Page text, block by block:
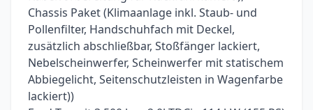
Chassis Paket (Klimaanlage inkl. Staub- und
Pollenfilter, Handschuhfach mit Deckel,
zusätzlich abschließbar, Stoßfänger lackiert,
Nebelscheinwerfer, Scheinwerfer mit statischem
Abbiegelicht, Seitenschutzleisten in Wagenfarbe
lackiert))